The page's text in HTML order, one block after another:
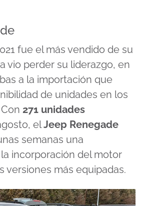
fue el más vendido de su
vio perder su liderazgo, en
a la importación que
de unidades en los
271 unidades
elJeep Renegade
semanas una
incorporación del motor
versiones más equipadas.